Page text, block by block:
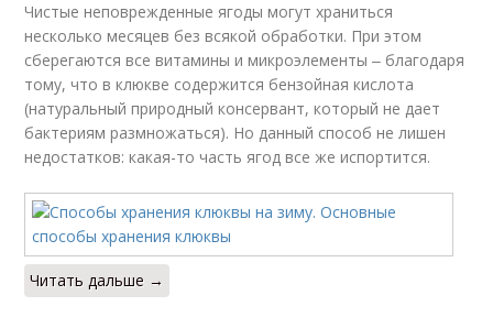
Чистые неповрежденные ягоды могут храниться
несколько месяцев без всякой обработки. При этом
сберегаются все витамины и микроэлементы ‒ благодаря
тому, что в клюкве содержится бензойная кислота
(натуральный природный консервант, который не дает
бактериям размножаться). Но данный способ не лишен
недостатков: какая-то часть ягод все же испортится.
Читать дальше →